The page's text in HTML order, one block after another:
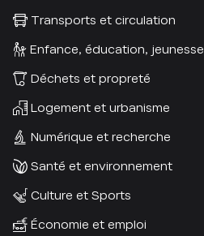
Transports et circulation
Enfance, éducation, jeunesse
Déchets et propreté
Logement et urbanisme
Numérique et recherche
Santé et environnement
Culture et Sports
Économie et emploi